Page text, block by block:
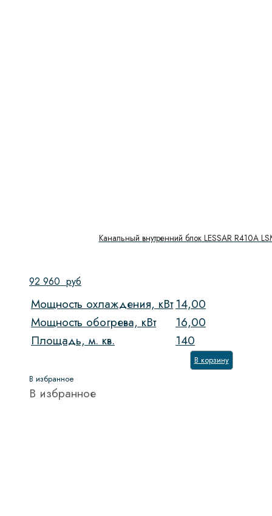
Канальный внутренний блок LESSAR R410A
92 960 руб
Мощность охлаждения, кВт 14,00
Мощность обогрева, кВт
16,00
Площадь, м. кв.
140
В корзину
В избранное
В избранное